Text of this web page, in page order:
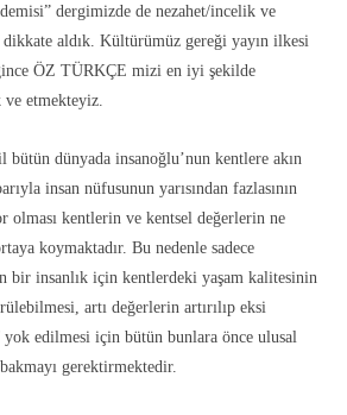
dergimizde de nezahet/incelik ve
aldık. Kültürümüz gereği yayın ilkesi
ÖZ TÜRKÇE mizi en iyi şekilde
etmekteyiz.
bütün dünyada insanoğlu’nun kentlere akın
insan nüfusunun yarısından fazlasının
olması kentlerin ve kentsel değerlerin ne
koymaktadır. Bu nedenle sadece
bir insanlık için kentlerdeki yaşam kalitesinin
artı değerlerin artırılıp eksi
yok edilmesi için bütün bunlara önce ulusal
gerektirmektedir.